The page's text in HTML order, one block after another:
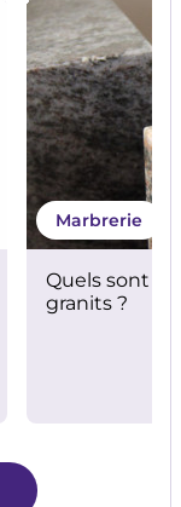
Marbrerie
Quels sont
granits ?